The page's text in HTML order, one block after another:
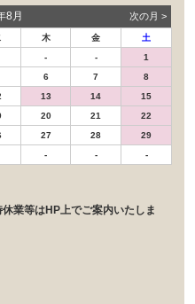
8月 次の⽉ >
木 金
土
- -
1
6 7
8
13 14
15
20 21
22
27 28
29
- - -
業等はHP上でご案内いたしま